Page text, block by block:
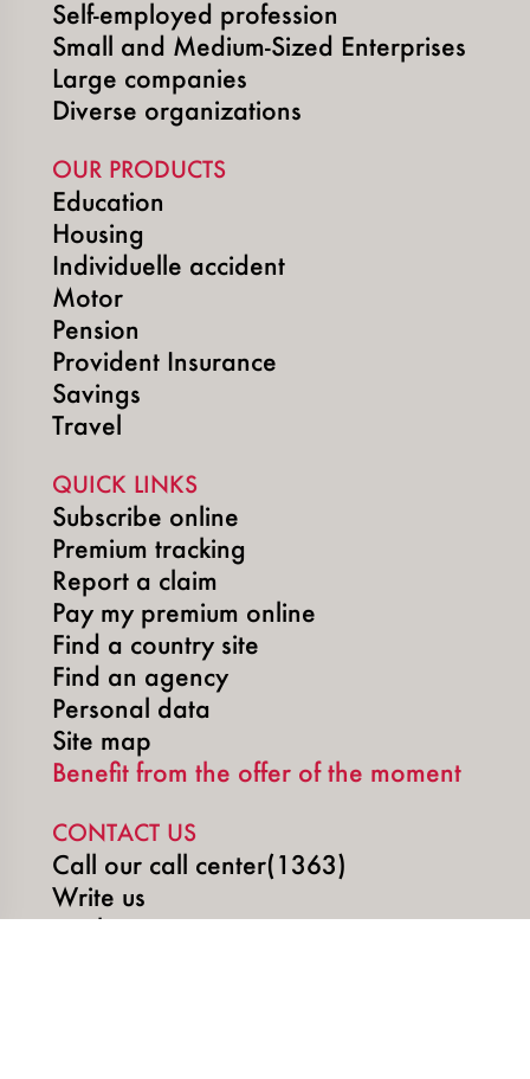
Self-employed profession
Small and Medium-Sized Enterprises
Large companies
Diverse organizations
OUR PRODUCTS
Education
Housing
Individuelle accident
Motor
Pension
Provident Insurance
Savings
Travel
QUICK LINKS
Subscribe online
Premium tracking
Report a claim
Pay my premium online
Find a country site
Find an agency
Personal data
Site map
Benefit from the offer of the moment
CONTACT US
Call our call center(1363)
Write us
Book an appointment